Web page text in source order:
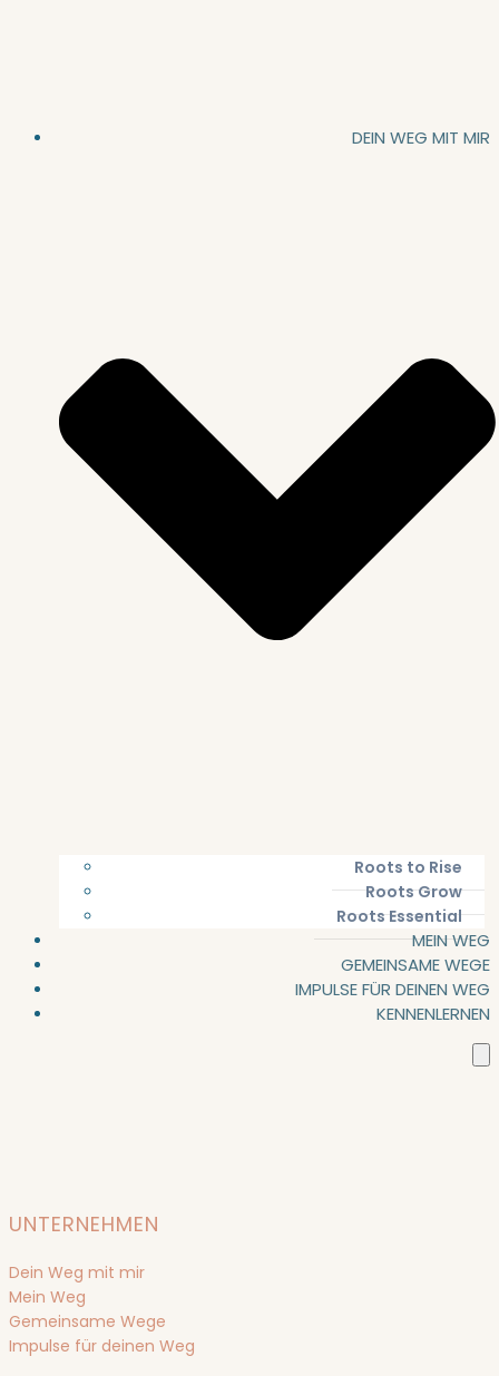
DEIN WEG MIT MIR
Roots to Rise
Roots Grow
Roots Essential
MEIN WEG
GEMEINSAME WEGE
IMPULSE FÜR DEINEN WEG
KENNENLERNEN
UNTERNEHMEN
Dein Weg mit mir
Mein Weg
Gemeinsame Wege
Impulse für deinen Weg